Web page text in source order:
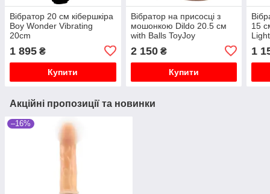
Вібратор 20 см кібершкіра
Boy Wonder Vibrating
20cm
1 895 ₴
Купити
Вібратор на присосці з
мошонкою Dildo 20.5 см
with Balls ToyJoy
2 150₴
Купити
15
1
Акційні пропозиції та новинки
–16%